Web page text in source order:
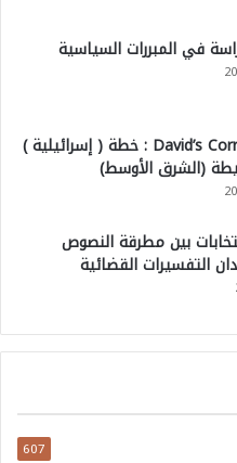
في المبررات السياسية
ممر داوود David’s Corrido : خطة ( إسرائيلية )
(الشرق الأوسط)
بين مطرقة النصوص
التفسيرات القضائية
607